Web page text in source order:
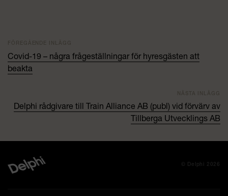
Covid-19 – några frågeställningar för hyresgästen att
beakta
Delphi rådgivare till Train Alliance AB (publ) vid förvärv av
Tillberga Utvecklings AB
© Delphi 2026